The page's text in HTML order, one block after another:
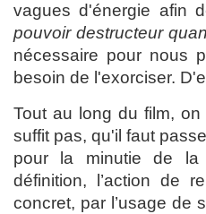
vagues d'énergie afin
pouvoir destructeur
nécessaire pour nous
besoin de l'exorciser.
Tout au long du film,
suffit pas, qu'il faut
pour la minutie de la
définition, l’action de
concret, par l’usage de